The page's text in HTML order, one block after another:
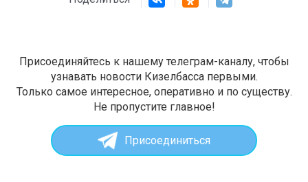
Присоединяйтесь к нашему телеграм-каналу, чтобы
узнавать новости Кизелбасса первыми.
Только самое интересное, оперативно и по существу.
Не пропустите главное!
Присоединиться